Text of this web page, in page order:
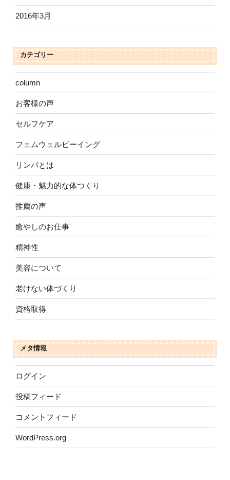
2016年3月
カテゴリー
column
お客様の声
セルフケア
フェムウェルビーイング
リンパとは
健康・魅力的な体つくり
推薦の声
癒やしのお仕事
精神性
美容について
老けない体づくり
資格取得
メタ情報
ログイン
投稿フィード
コメントフィード
WordPress.org